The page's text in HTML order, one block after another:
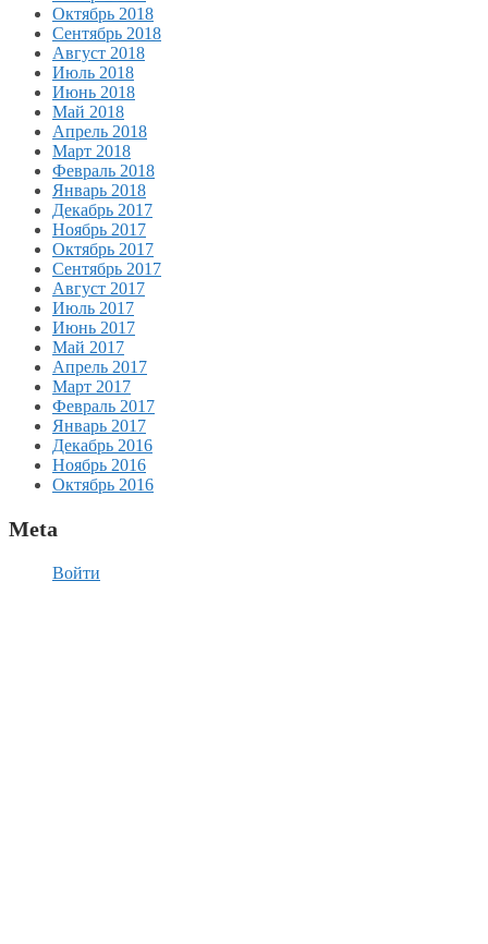
Октябрь 2018
Сентябрь 2018
Август 2018
Июль 2018
Июнь 2018
Май 2018
Апрель 2018
Март 2018
Февраль 2018
Январь 2018
Декабрь 2017
Ноябрь 2017
Октябрь 2017
Сентябрь 2017
Август 2017
Июль 2017
Июнь 2017
Май 2017
Апрель 2017
Март 2017
Февраль 2017
Январь 2017
Декабрь 2016
Ноябрь 2016
Октябрь 2016
Meta
Войти